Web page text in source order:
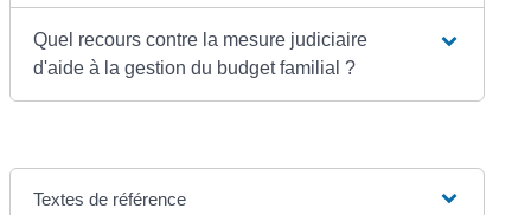
Quel recours contre la mesure judiciaire
d'aide à la gestion du budget familial ?
Textes de référence